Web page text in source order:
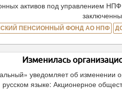
активов под управлением
ПЕНСИОННЫЙ ФОНД АО НПФ
Изменилась
уведомляет об изменении
русском языке: Акционерное